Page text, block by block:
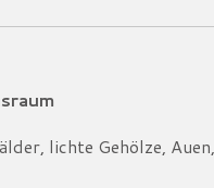
lichte Gehölze,